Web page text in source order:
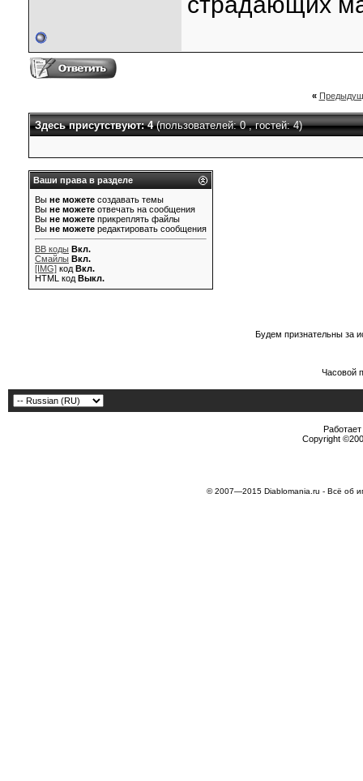
«
Здесь присутствуют: 4(пользователей: 0 , гостей: 4)
Ваши права в разделе
Вы не можете создавать темы
Вы не можете отвечать на сообщения
Вы не можете прикреплять файлы
Вы не можете редактировать сообщения
BB коды Вкл.
Смайлы Вкл.
[IMG] код Вкл.
HTML код Выкл.
Будем признательны за
Часовой
Copyright
© 2007—2015 Diablomania.ru - Всё об